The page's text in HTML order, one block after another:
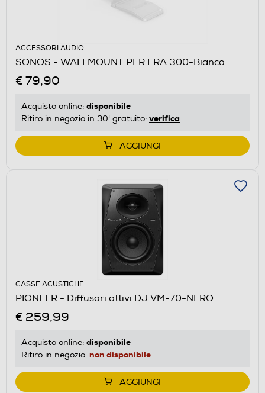
ACCESSORI AUDIO
SONOS - WALLMOUNT PER ERA 300-Bianco
€ 79,90
Acquisto online: disponibile
Ritiro in negozio in 30' gratuito: verifica
AGGIUNGI
CASSE ACUSTICHE
PIONEER - Diffusori attivi DJ VM-70-NERO
€ 259,99
Acquisto online: disponibile
Ritiro in negozio: non disponibile
AGGIUNGI